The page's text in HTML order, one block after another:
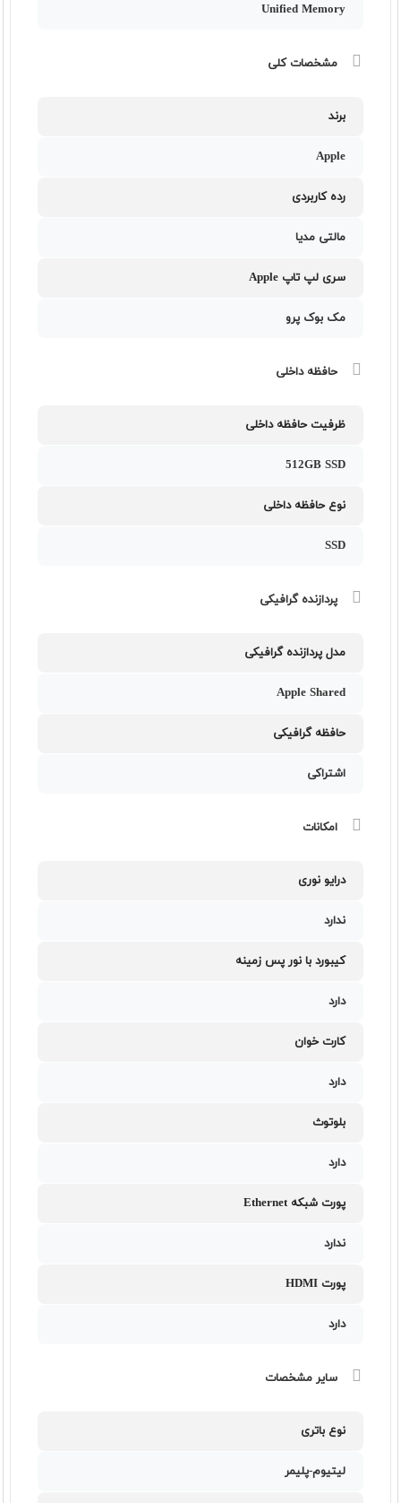
Unified Memory
مشخصات کلی
برند
Apple
رده کاربردی
مالتی مدیا
سری لپ تاپ Apple
مک بوک پرو
حافظه داخلی
ظرفیت حافظه داخلی
512GB SSD
نوع حافظه داخلی
SSD
پردازنده گرافیکی
مدل پردازنده گرافیکی
Apple Shared
حافظه گرافیکی
اشتراکی
امکانات
درایو نوری
ندارد
کیبورد با نور پس زمینه
دارد
کارت خوان
دارد
بلوتوث
دارد
پورت شبکه Ethernet
ندارد
پورت HDMI
دارد
سایر مشخصات
نوع باتری
لیتیوم-پلیمر